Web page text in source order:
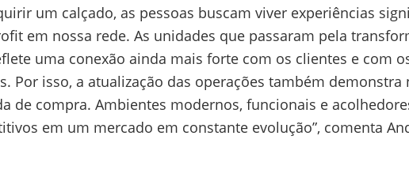
um calçado, as pessoas buscam viver experiências
em nossa rede. As unidades que passaram pela
uma conexão ainda mais forte com os clientes e com
Por isso, a atualização das operações também
de compra. Ambientes modernos, funcionais e
em um mercado em constante evolução”, comenta